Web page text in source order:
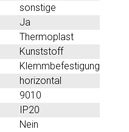
sonstige
Ja
Thermoplast
Kunststoff
Klemmbefestigung
horizontal
9010
IP20
Nein